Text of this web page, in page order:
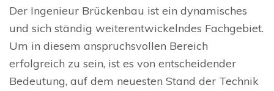
Der Ingenieur Brückenbau ist ein dynamisches
und sich ständig weiterentwickelndes Fachgebiet.
Um in diesem anspruchsvollen Bereich
erfolgreich zu sein, ist es von entscheidender
Bedeutung, auf dem neuesten Stand der Technik